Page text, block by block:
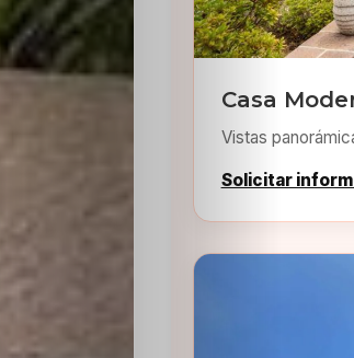
Bershka
Casting
SHEIN
Casting
Sabritas
Casa
Vistas
Solicitar